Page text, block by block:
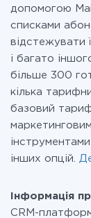
допомогою
списками
відстежувати
і багато
більше 300
кілька
базовий
інструментами
інших опцій.
Інформація
CRM-